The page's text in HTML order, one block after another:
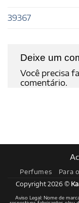
39367
Deixe um
Você precisa
comentário.
Perfumes Para
Copyright 2026 ©
Aviso Legal: Nome de